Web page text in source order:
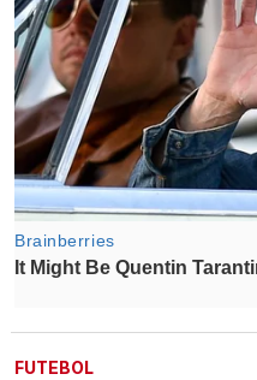
FUTEBOL